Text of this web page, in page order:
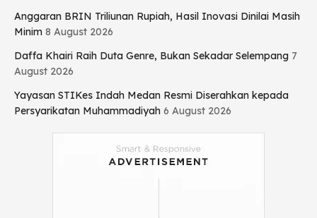
Anggaran BRIN Triliunan Rupiah, Hasil Inovasi Dinilai Masih
Minim 8 August 2026
Daffa Khairi Raih Duta Genre, Bukan Sekadar Selempang 7
August 2026
Yayasan STIKes Indah Medan Resmi Diserahkan kepada
Persyarikatan Muhammadiyah 6 August 2026